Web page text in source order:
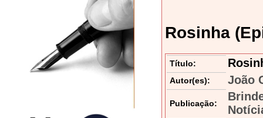
Rosinha
Título:
Autor(es): João
Publicação: